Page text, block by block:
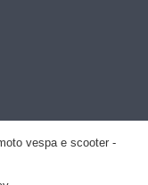
vespa e scooter -